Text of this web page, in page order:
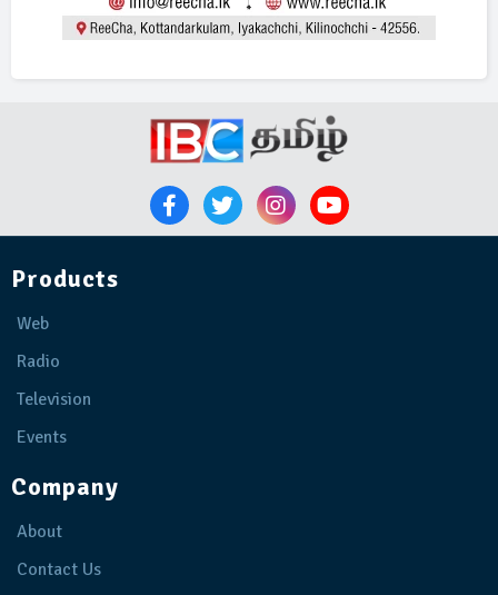
Products
Web
Radio
Television
Events
Company
About
Contact Us